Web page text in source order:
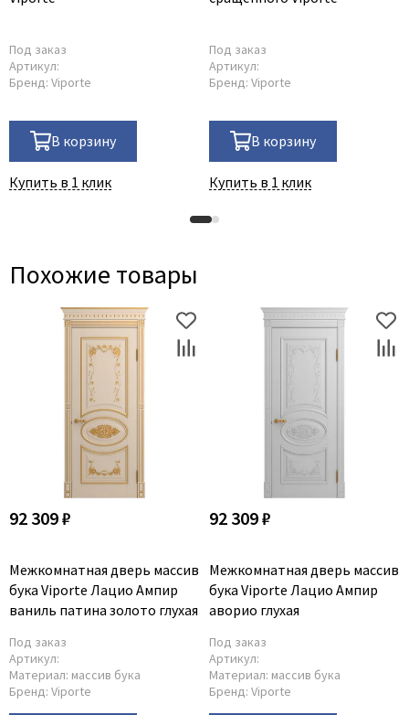
Под заказ
Артикул:
Бренд: Viporte
В корзину
Купить в 1 клик
Под заказ
Артикул:
Бренд: Viporte
В корзину
Купить в 1 клик
Похожие товары
92 309 ₽
Межкомнатная дверь массив
бука Viporte Лацио Ампир
ваниль патина золото глухая
Под заказ
Артикул:
Материал: массив бука
Бренд: Viporte
92 309 ₽
Межкомнатная дверь массив
бука Viporte Лацио Ампир
аворио глухая
Под заказ
Артикул:
Материал: массив бука
Бренд: Viporte